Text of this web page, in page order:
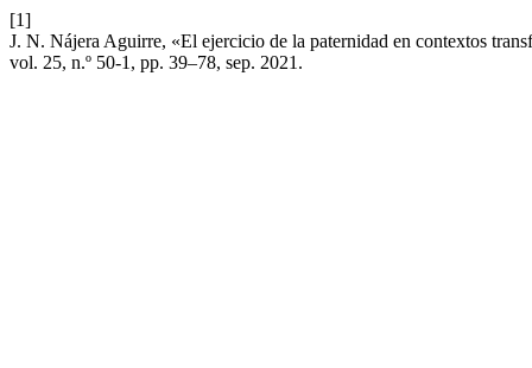
[1]
J. N. Nájera Aguirre, «El ejercicio de la paternidad en contextos
vol. 25, n.º 50-1, pp. 39–78, sep. 2021.